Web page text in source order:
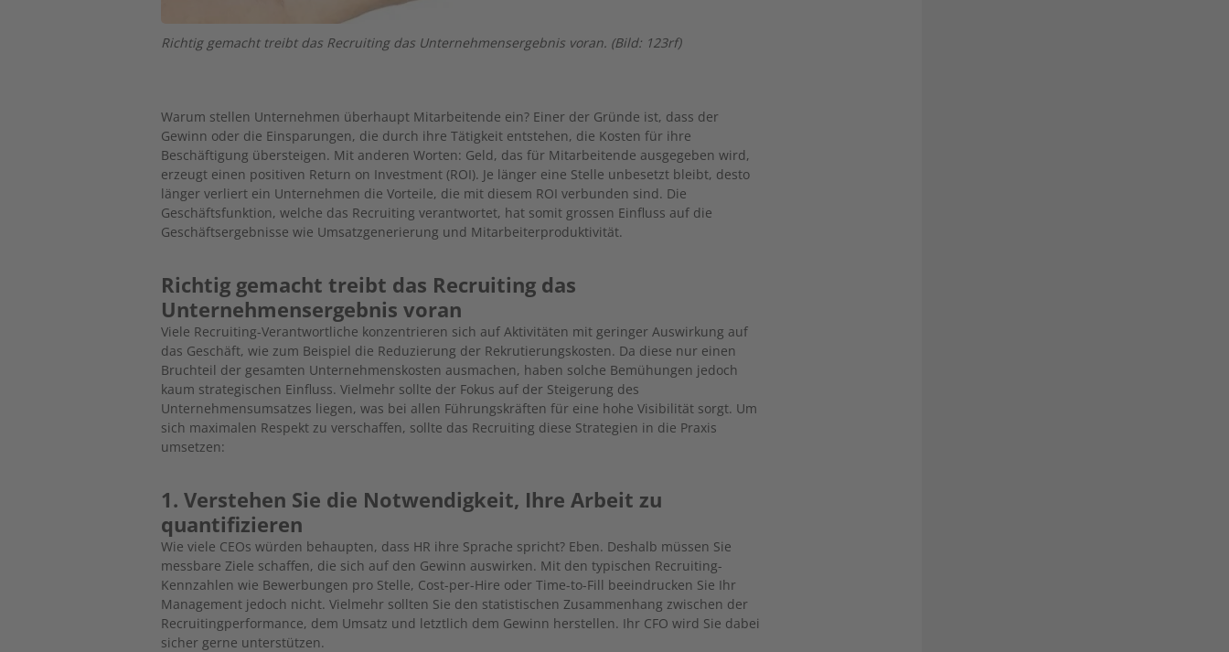
Richtig gemacht treibt das Recruiting das Unternehmensergebnis voran. (Bild: 123rf)
Warum stellen Unternehmen überhaupt Mitarbeitende ein? Einer der Gründe ist, dass der
Gewinn oder die Einsparungen, die durch ihre Tätigkeit entstehen, die Kosten für ihre
Beschäftigung übersteigen. Mit anderen Worten: Geld, das für Mitarbeitende ausgegeben wird,
erzeugt einen positiven Return on Investment (ROI). Je länger eine Stelle unbesetzt bleibt, desto
länger verliert ein Unternehmen die Vorteile, die mit diesem ROI verbunden sind. Die
Geschäftsfunktion, welche das Recruiting verantwortet, hat somit grossen Einfluss auf die
Geschäftsergebnisse wie Umsatzgenerierung und Mitarbeiterproduktivität.
Richtig gemacht treibt das Recruiting das
Unternehmensergebnis voran
Viele Recruiting-Verantwortliche konzentrieren sich auf Aktivitäten mit geringer Auswirkung auf
das Geschäft, wie zum Beispiel die Reduzierung der Rekrutierungskosten. Da diese nur einen
Bruchteil der gesamten Unternehmenskosten ausmachen, haben solche Bemühungen jedoch
kaum strategischen Einfluss. Vielmehr sollte der Fokus auf der Steigerung des
Unternehmensumsatzes liegen, was bei allen Führungskräften für eine hohe Visibilität sorgt. Um
sich maximalen Respekt zu verschaffen, sollte das Recruiting diese Strategien in die Praxis
umsetzen:
1. Verstehen Sie die Notwendigkeit, Ihre Arbeit zu
quantifizieren
Wie viele CEOs würden behaupten, dass HR ihre Sprache spricht? Eben. Deshalb müssen Sie
messbare Ziele schaffen, die sich auf den Gewinn auswirken. Mit den typischen Recruiting-
Kennzahlen wie Bewerbungen pro Stelle, Cost-per-Hire oder Time-to-Fill beeindrucken Sie Ihr
Management jedoch nicht. Vielmehr sollten Sie den statistischen Zusammenhang zwischen der
Recruitingperformance, dem Umsatz und letztlich dem Gewinn herstellen. Ihr CFO wird Sie dabei
sicher gerne unterstützen.